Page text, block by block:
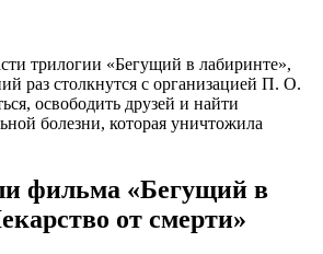
трилогии «Бегущий в лабиринте»,
раз столкнутся с организацией П. О.
освободить друзей и найти
болезни, которая уничтожила
фильма «Бегущий в
от смерти»